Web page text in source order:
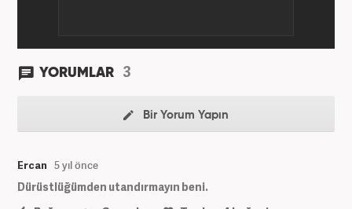
YORUMLAR 3
Bir Yorum Yapın
Ercan 5 yıl önce
Dürüstlüğümden utandırmayın beni.